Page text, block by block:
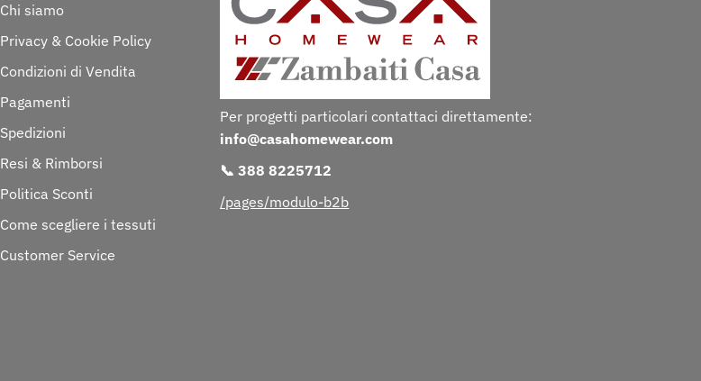
Chi siamo
Privacy & Cookie Policy
Condizioni di Vendita
Pagamenti
Spedizioni
Resi & Rimborsi
Politica Sconti
Come scegliere i tessuti
Customer Service
Per progetti particolari contattaci direttamente:
info@casahomewear.com
📞 388 8225712
/pages/modulo-b2b